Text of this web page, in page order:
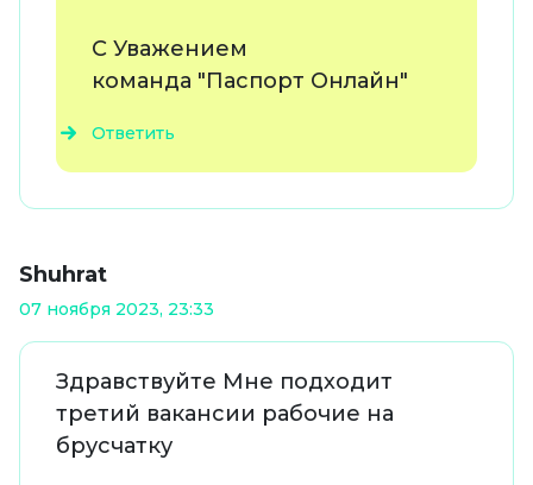
С Уважением
команда "Паспорт Онлайн"
Ответить
Shuhrat
07 ноября 2023, 23:33
Здравствуйте Мне подходит
третий вакансии рабочие на
брусчатку